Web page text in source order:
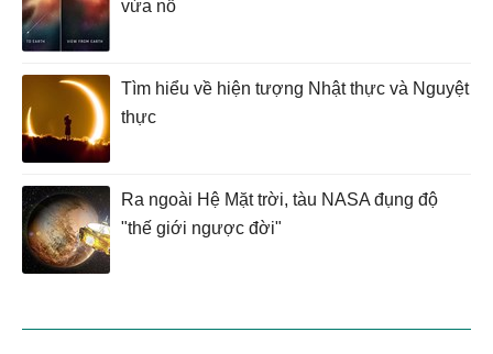
vừa nổ
Tìm hiểu về hiện tượng Nhật thực và Nguyệt
thực
Ra ngoài Hệ Mặt trời, tàu NASA đụng độ
"thế giới ngược đời"